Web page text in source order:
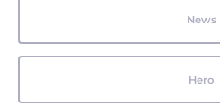
News
Hero